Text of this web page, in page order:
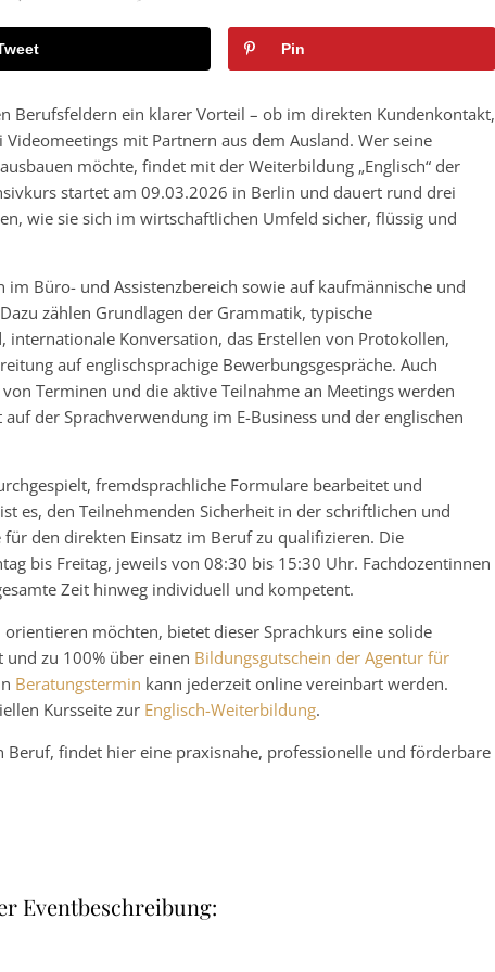
Pin
Berufsfeldern ein klarer Vorteil – ob im direkten Kundenkontakt,
mit Partnern aus dem Ausland. Wer seine
möchte, findet mit der Weiterbildung „Englisch“ der
startet am 09.03.2026 in Berlin und dauert rund drei
wie sie sich im wirtschaftlichen Umfeld sicher, flüssig und
Büro- und Assistenzbereich sowie auf kaufmännische und
zählen Grundlagen der Grammatik, typische
Konversation, das Erstellen von Protokollen,
auf englischsprachige Bewerbungsgespräche. Auch
Terminen und die aktive Teilnahme an Meetings werden
der Sprachverwendung im E-Business und der englischen
fremdsprachliche Formulare bearbeitet und
es, den Teilnehmenden Sicherheit in der schriftlichen und
den direkten Einsatz im Beruf zu qualifizieren. Die
bis Freitag, jeweils von 08:30 bis 15:30 Uhr. Fachdozentinnen
Zeit hinweg individuell und kompetent.
möchten, bietet dieser Sprachkurs eine solide
und zu 100% über einen Bildungsgutschein der Agentur für
Beratungstermin kann jederzeit online vereinbart werden.
Kursseite zur Englisch-Weiterbildung.
findet hier eine praxisnahe, professionelle und förderbare
Eventbeschreibung: